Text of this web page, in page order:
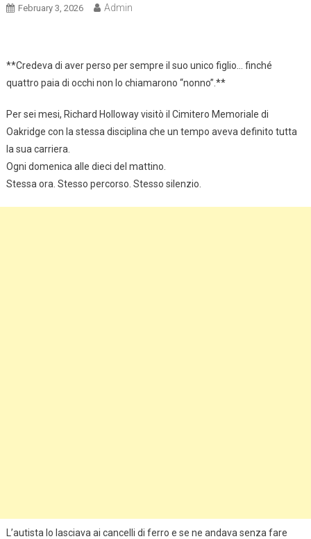
February 3, 2026 Admin
**Credeva di aver perso per sempre il suo unico figlio… finché
quattro paia di occhi non lo chiamarono “nonno”.**
Per sei mesi, Richard Holloway visitò il Cimitero Memoriale di
Oakridge con la stessa disciplina che un tempo aveva definito tutta
la sua carriera.
Ogni domenica alle dieci del mattino.
Stessa ora. Stesso percorso. Stesso silenzio.
L’autista lo lasciava ai cancelli di ferro e se ne andava senza fare